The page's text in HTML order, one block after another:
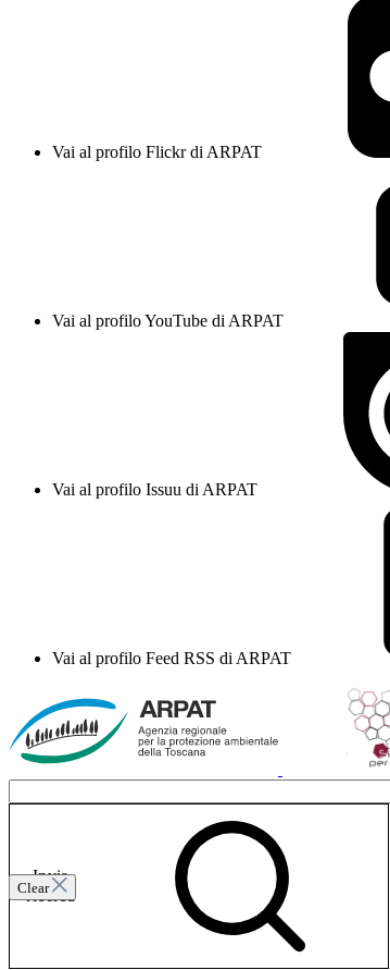
Vai al profilo Flickr di ARPAT
Vai al profilo YouTube di ARPAT
Vai al profilo Issuu di ARPAT
Vai al profilo Feed RSS di ARPAT
Clear
Invia
ricerca